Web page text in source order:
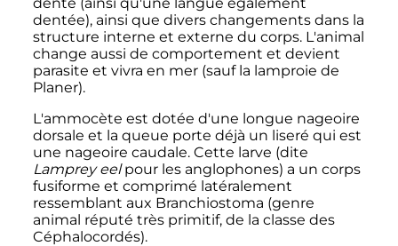
dentée), ainsi que divers changements dans la
structure interne et externe du corps. L'animal
change aussi de comportement et devient
parasite et vivra en mer (sauf la lamproie de
Planer).
L'ammocète est dotée d'une longue nageoire
dorsale et la queue porte déjà un liseré qui est
une nageoire caudale. Cette larve (dite
Lamprey eelpour les anglophones) a un corps
fusiforme et comprimé latéralement
ressemblant aux Branchiostoma (genre
animal réputé très primitif, de la classe des
Céphalocordés).